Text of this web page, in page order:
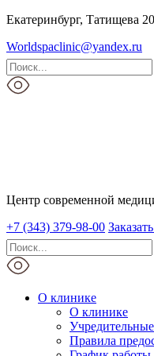
Екатеринбург, Татищева
Worldspaclinic@yandex.ru
Центр современной
+7 (343) 379-98-00
О клинике
О клинике
Правила